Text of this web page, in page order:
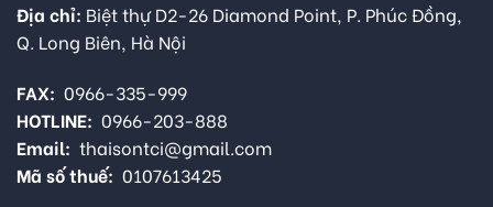
Địa chỉ: Biệt thự D2-26 Diamond Point, P. Phúc Đồng,
Q. Long Biên, Hà Nội
FAX: 0966-335-999
HOTLINE: 0966-203-888
Email: thaisontci@gmail.com
Mã số thuế: 0107613425